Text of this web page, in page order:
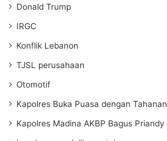
Donald Trump
IRGC
Konflik Lebanon
TJSL perusahaan
Otomotif
Kapolres Buka Puasa dengan Tahanan
Kapolres Madina AKBP Bagus Priandy